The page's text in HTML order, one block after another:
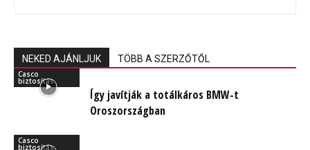
NEKED AJÁNLJUK TÖBB A SZERZŐTŐL
Casco
biztosítás
Így javítják a totálkáros BMW-t
Oroszországban
Casco
biztosítás